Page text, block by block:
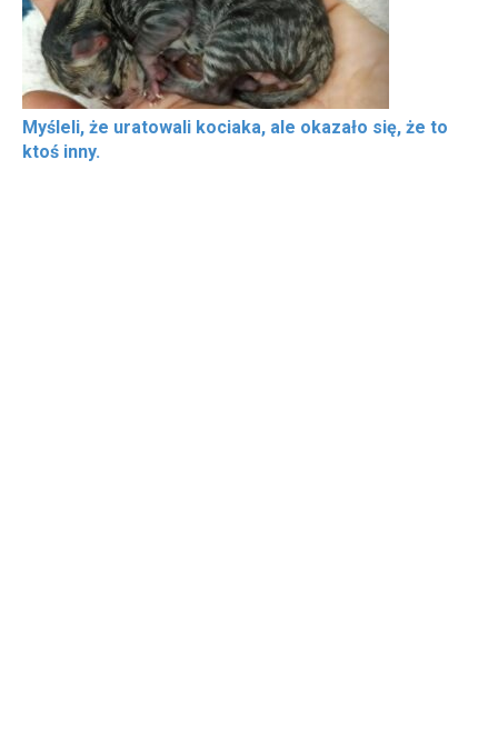
Myśleli, że uratowali kociaka, ale okazało się, że to
ktoś inny.